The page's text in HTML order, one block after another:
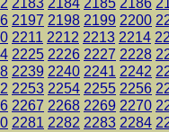
2197 2198 2199 2200
2211 2212 2213 2214
2225 2226 2227 2228
2239 2240 2241 2242
2253 2254 2255 2256
2267 2268 2269 2270
2281 2282 2283 2284